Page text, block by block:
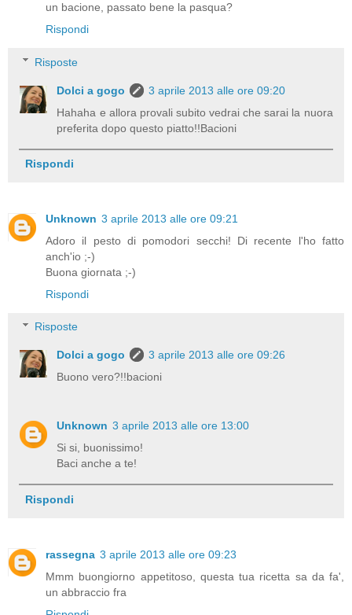
un bacione, passato bene la pasqua?
Rispondi
Risposte
Dolci a gogo
3 aprile 2013 alle ore 09:20
Hahaha e allora provali subito vedrai che sarai la nuora
preferita dopo questo piatto!!Bacioni
Rispondi
Unknown 3 aprile 2013 alle ore 09:21
Adoro il pesto di pomodori secchi! Di recente l'ho fatto
anch'io ;-)
Buona giornata ;-)
Rispondi
Risposte
Dolci a gogo
3 aprile 2013 alle ore 09:26
Buono vero?!!bacioni
Unknown 3 aprile 2013 alle ore 13:00
Si si, buonissimo!
Baci anche a te!
Rispondi
rassegna 3 aprile 2013 alle ore 09:23
Mmm buongiorno appetitoso, questa tua ricetta sa da fa',
un abbraccio fra